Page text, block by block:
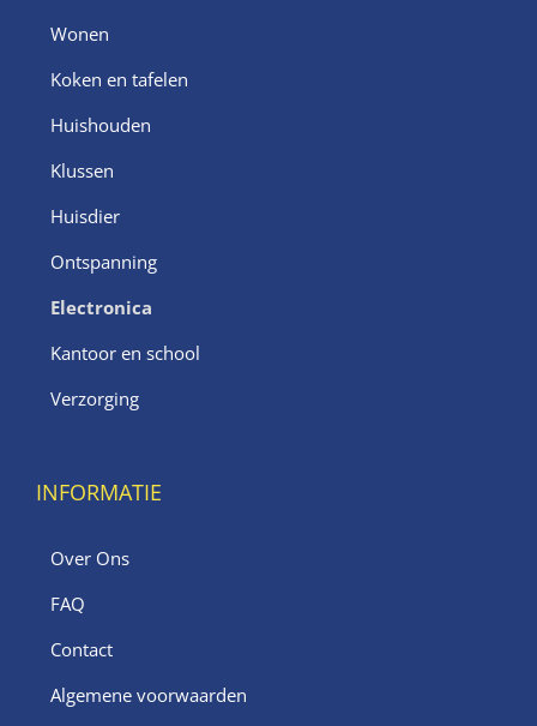
Wonen
Koken en tafelen
Huishouden
Klussen
Huisdier
Ontspanning
Electronica
Kantoor en school
Verzorging
INFORMATIE
Over Ons
FAQ
Contact
Algemene voorwaarden